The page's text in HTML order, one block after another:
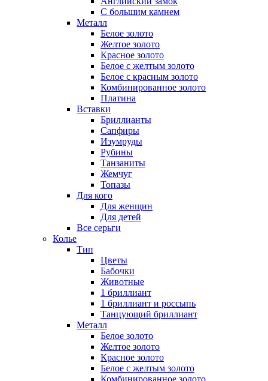
С большим камнем
Металл
Белое золото
Желтое золото
Красное золото
Белое с желтым золото
Белое с красным золото
Комбинированное золото
Платина
Вставки
Бриллианты
Сапфиры
Изумруды
Рубины
Танзаниты
Жемчуг
Топазы
Для кого
Для женщин
Для детей
Все серьги
Колье
Тип
Цветы
Бабочки
Животные
1 бриллиант
1 бриллиант и россыпь
Танцующий бриллиант
Металл
Белое золото
Желтое золото
Красное золото
Белое с желтым золото
Комбинированное золото